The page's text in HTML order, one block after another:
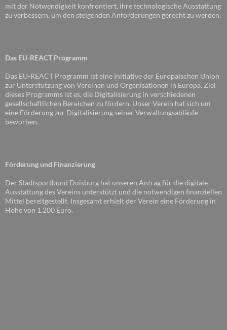
mit der Notwendigkeit konfrontiert, ihre technologische Ausstattung
zu verbessern, um den steigenden Anforderungen gerecht zu werden.
Das EU-REACT Programm
Das EU-REACT Programm ist eine Initiative der Europäischen Union
zur Unterstützung von Vereinen und Organisationen in Europa. Ziel
dieses Programms ist es, die Digitalisierung in verschiedenen
gesellschaftlichen Bereichen zu fördern. Unser Verein hat sich um
eine Förderung zur Digitalisierung seiner Verwaltungsabläufe
beworben.
Förderung und Finanzierung
Der Stadtsportbund Duisburg hat unseren Antrag für die digitale
Ausstattung des Vereins unterstützt und die notwendigen finanziellen
Mittel bereitgestellt. Insgesamt erhielt der Verein eine Förderung in
Höhe von 1.200 Euro.